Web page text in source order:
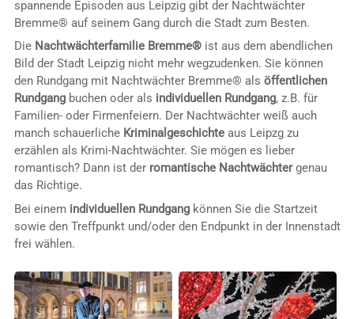
spannende Episoden aus Leipzig gibt der Nachtwächter
Bremme® auf seinem Gang durch die Stadt zum Besten.
Die Nachtwächterfamilie Bremme®ist aus dem abendlichen
Bild der Stadt Leipzig nicht mehr wegzudenken. Sie können
den Rundgang mit Nachtwächter Bremme® als öffentlichen
Rundgangbuchen oder als individuellen Rundgang, z.B. für
Familien- oder Firmenfeiern. Der Nachtwächter weiß auch
manch schauerliche Kriminalgeschichteaus Leipzg zu
erzählen als Krimi-Nachtwächter. Sie mögen es lieber
romantisch? Dann ist der romantische Nachtwächtergenau
das Richtige.
Bei einem individuellen Rundgangkönnen Sie die Startzeit
sowie den Treffpunkt und/oder den Endpunkt in der Innenstadt
frei wählen.